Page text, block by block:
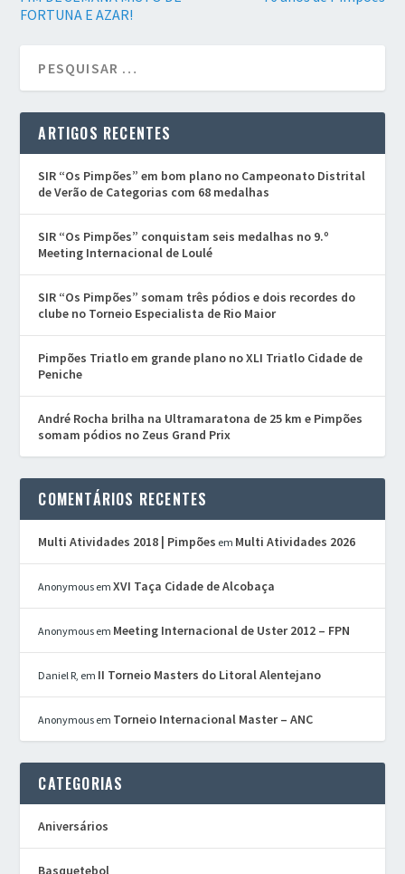
FORTUNA E AZAR!
ARTIGOS RECENTES
SIR “Os Pimpões” em bom plano no Campeonato Distrital
de Verão de Categorias com 68 medalhas
SIR “Os Pimpões” conquistam seis medalhas no 9.º
Meeting Internacional de Loulé
SIR “Os Pimpões” somam três pódios e dois recordes do
clube no Torneio Especialista de Rio Maior
Pimpões Triatlo em grande plano no XLI Triatlo Cidade de
Peniche
André Rocha brilha na Ultramaratona de 25 km e Pimpões
somam pódios no Zeus Grand Prix
COMENTÁRIOS RECENTES
Multi Atividades 2018 | Pimpões em Multi Atividades 2026
Anonymous emXVI Taça Cidade de Alcobaça
Anonymous em Meeting Internacional de Uster 2012 – FPN
Daniel R, em II Torneio Masters do Litoral Alentejano
Anonymous em Torneio Internacional Master – ANC
CATEGORIAS
Aniversários
Basquetebol